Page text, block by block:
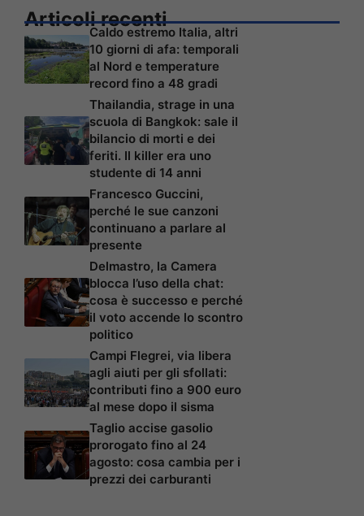
Articoli recenti
Caldo estremo Italia, altri
10 giorni di afa: temporali
al Nord e temperature
record fino a 48 gradi
Thailandia, strage in una
scuola di Bangkok: sale il
bilancio di morti e dei
feriti. Il killer era uno
studente di 14 anni
Francesco Guccini,
perché le sue canzoni
continuano a parlare al
presente
Delmastro, la Camera
blocca l’uso della chat:
cosa è successo e perché
il voto accende lo scontro
politico
Campi Flegrei, via libera
agli aiuti per gli sfollati:
contributi fino a 900 euro
al mese dopo il sisma
Taglio accise gasolio
prorogato fino al 24
agosto: cosa cambia per i
prezzi dei carburanti